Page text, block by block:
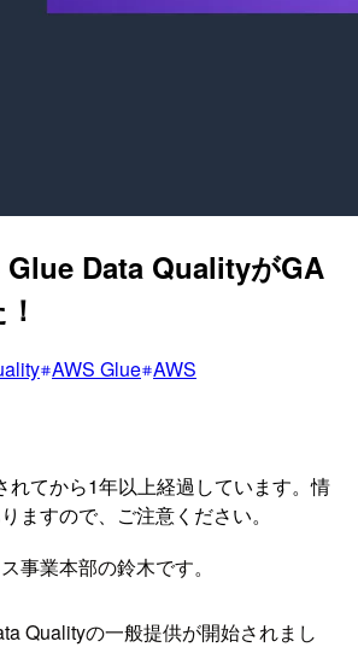
Glue Data QualityがGA
AWS Glue AWS
れてから1年以上経過しています。情
ますので、ご注意ください。
事業本部の鈴木です。
Qualityの一般提供が開始されまし